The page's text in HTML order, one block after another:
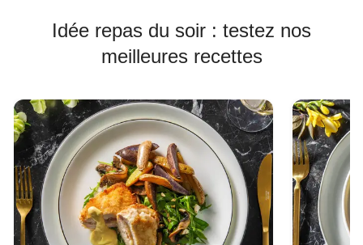
Idée repas du soir : testez nos
meilleures recettes